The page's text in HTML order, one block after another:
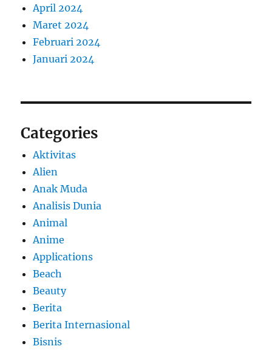
April 2024
Maret 2024
Februari 2024
Januari 2024
Categories
Aktivitas
Alien
Anak Muda
Analisis Dunia
Animal
Anime
Applications
Beach
Beauty
Berita
Berita Internasional
Bisnis